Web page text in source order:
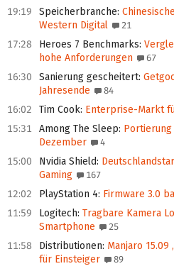
19:19 Speicherbranche:
Western Digital
21
17:28 Heroes 7 Benchmarks:
hohe Anforderungen
67
16:30 Sanierung gescheitert:
Jahresende
84
16:02 Tim Cook: Enterprise-Markt
15:31 Among The Sleep: Portierung
Dezember
4
15:00 Nvidia Shield:
Gaming
167
12:02 PlayStation 4: Firmware 3.0
11:59 Logitech: Tragbare Kamera
Smartphone
25
11:58 Distributionen: Manjaro
für Einsteiger
89